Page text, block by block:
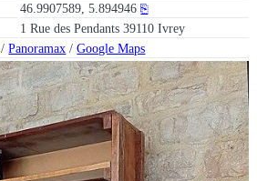
46.9907589, 5.894946 ⎘
1 Rue des Pendants 39110 Ivrey
/Panoramax /Google Maps